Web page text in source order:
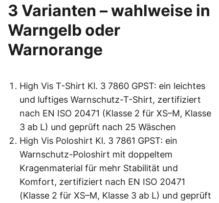
3 Varianten – wahlweise in
Warngelb oder
Warnorange
High Vis T-Shirt Kl. 3 7860 GPST: ein leichtes
und luftiges Warnschutz-T-Shirt, zertifiziert
nach EN ISO 20471 (Klasse 2 für XS–M, Klasse
3 ab L) und geprüft nach 25 Wäschen
High Vis Poloshirt Kl. 3 7861 GPST: ein
Warnschutz-Poloshirt mit doppeltem
Kragenmaterial für mehr Stabilität und
Komfort, zertifiziert nach EN ISO 20471
(Klasse 2 für XS–M, Klasse 3 ab L) und geprüft